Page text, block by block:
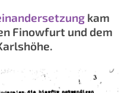
dersetzung kam
Finowfurt und dem